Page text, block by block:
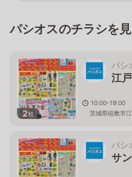
パシオスのチラシを
2枚
パシ
江
10:00-19:00
茨城県稲敷市
ー（パンプ）内
パシ
サ